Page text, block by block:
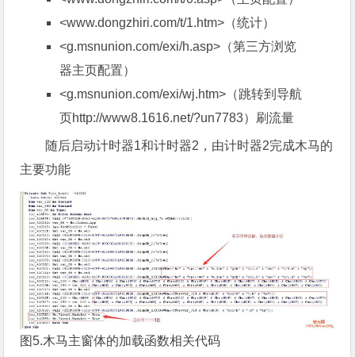
<www.dongzhiri.com/t/1.htm>（统计）
<g.msnunion.com/exi/h.asp>（第三方浏览
器主页配置）
<g.msnunion.com/exi/wj.htm>（跳转到导航
页http://www8.1616.net/?un7783）刷流量
随后启动计时器1和计时器2，由计时器2完成木马的
主要功能
图5.木马主窗体的加载函数相关代码